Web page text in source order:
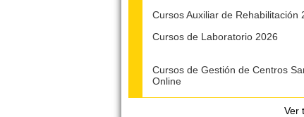
Cursos Auxiliar de Rehabilitación
Cursos de Laboratorio 2026
Cursos de Gestión de Centros
Online
Ver